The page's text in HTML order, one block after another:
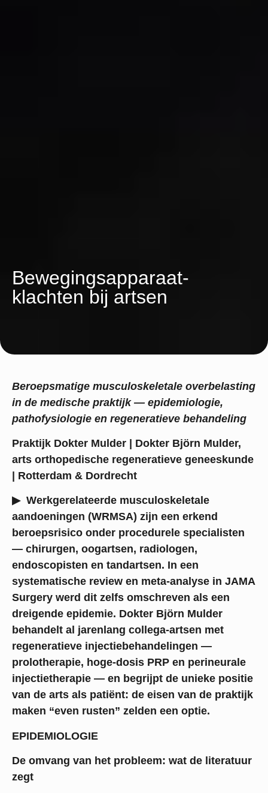
Bewegingsapparaat-
klachten bij artsen
Beroepsmatige musculoskeletale overbelasting
in de medische praktijk — epidemiologie,
pathofysiologie en regeneratieve behandeling
Praktijk Dokter Mulder | Dokter Björn Mulder,
arts orthopedische regeneratieve geneeskunde
| Rotterdam & Dordrecht
▶ Werkgerelateerde musculoskeletale
aandoeningen (WRMSA) zijn een erkend
beroepsrisico onder procedurele specialisten
— chirurgen, oogartsen, radiologen,
endoscopisten en tandartsen. In een
systematische review en meta-analyse in JAMA
Surgery werd dit zelfs omschreven als een
dreigende epidemie. Dokter Björn Mulder
behandelt al jarenlang collega-artsen met
regeneratieve injectiebehandelingen —
prolotherapie, hoge-dosis PRP en perineurale
injectietherapie — en begrijpt de unieke positie
van de arts als patiënt: de eisen van de praktijk
maken “even rusten” zelden een optie.
EPIDEMIOLOGIE
De omvang van het probleem: wat de literatuur
zegt